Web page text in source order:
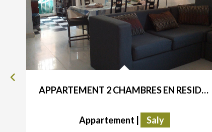
APPARTEMENT 2 CHAMBRES EN RESIDENCE BORD DE MER SALY
Appartement Saly